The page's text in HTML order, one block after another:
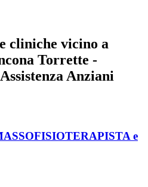
cliniche vicino a
Torrette -
Anziani
e